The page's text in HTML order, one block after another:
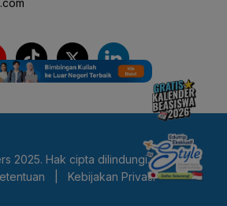
2025. Hak cipta dilindungi.
Kebijakan Privasi